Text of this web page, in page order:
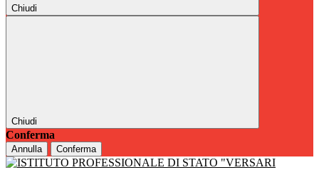
Chiudi
Chiudi
Conferma
Annulla Conferma